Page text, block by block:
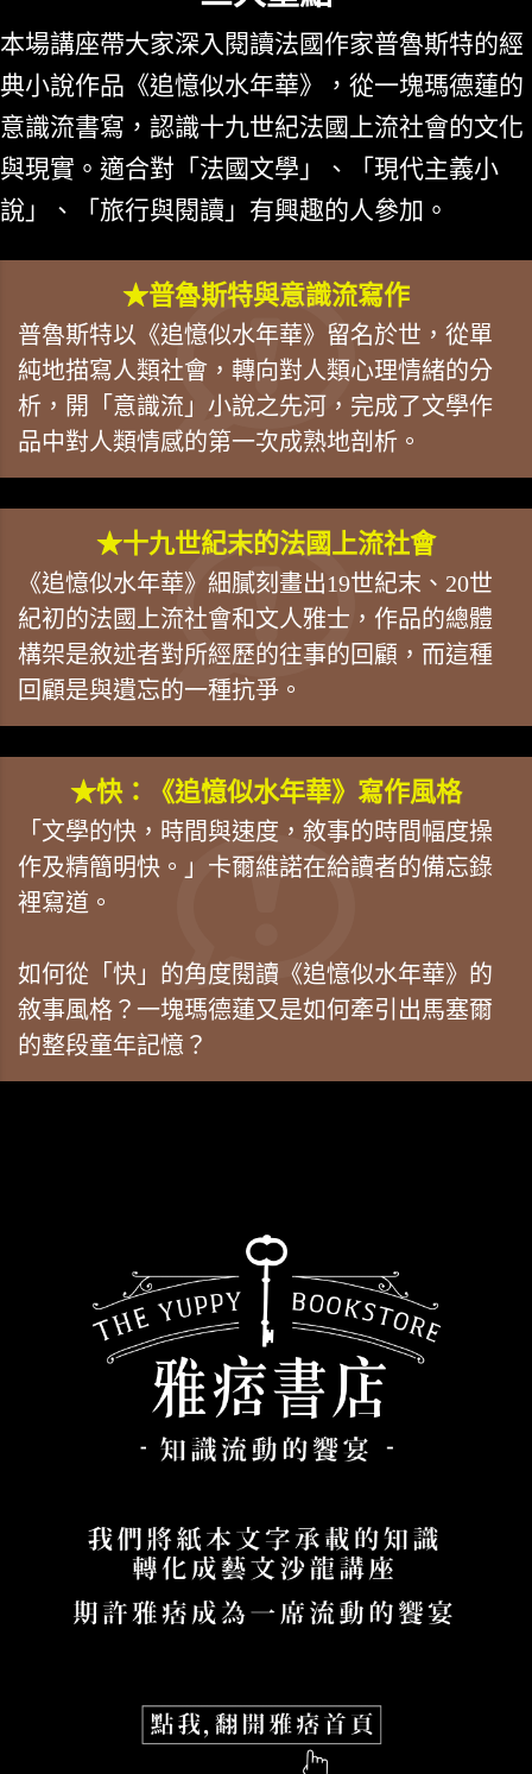
本場講座帶大家深入閱讀法國作家普魯斯特的經
典小說作品《追憶似水年華》，從一塊瑪德蓮的
意識流書寫，認識十九世紀法國上流社會的文化
與現實。適合對「法國文學」、「現代主義小
說」、「旅行與閱讀」有興趣的人參加。
★普魯斯特與意識流寫作
普魯斯特以《追憶似水年華》留名於世，從單
純地描寫人類社會，轉向對人類心理情緒的分
析，開「意識流」小說之先河，完成了文學作
品中對人類情感的第一次成熟地剖析。
★十九世紀末的法國上流社會
《追憶似水年華》細膩刻畫出19世紀末、20世
紀初的法國上流社會和文人雅士，作品的總體
構架是敘述者對所經歷的往事的回顧，而這種
回顧是與遺忘的一種抗爭。
★快：《追憶似水年華》寫作風格
「文學的快，時間與速度，敘事的時間幅度操
作及精簡明快。」卡爾維諾在給讀者的備忘錄
裡寫道。
如何從「快」的角度閱讀《追憶似水年華》的
敘事風格？一塊瑪德蓮又是如何牽引出馬塞爾
的整段童年記憶？